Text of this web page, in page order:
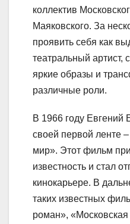
коллектив
Маяковского. За
проявить себя как
театральный артист,
яркие образы и
различные роли.
В 1966 году Евгений
своей первой ленте
мир». Этот фильм
известность и стал
кинокарьере. В
таких известных
роман», «Московская